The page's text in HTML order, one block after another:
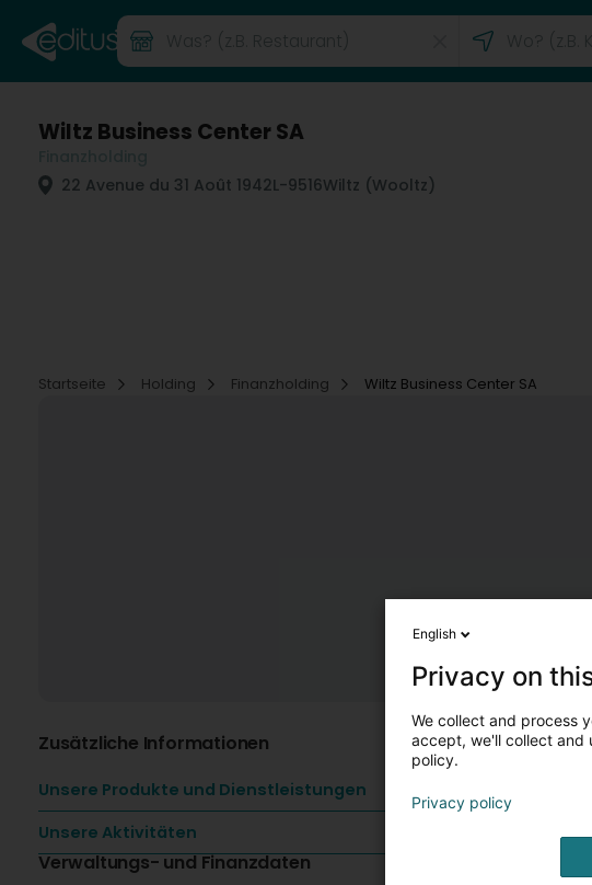
Wiltz Business Center SA
22 Avenue du 31 Août 1942L-9516Wiltz (Wooltz)
Startseite
Holding Finanzholding Wiltz Business Center SA
Zusätzliche Informationen
Unsere Produkte und Dienstleistungen
Unsere Aktivitäten
Verwaltungs- und Finanzdaten
English
Privacy on
We collect and process
accept, we'll collect and
policy.
Privacy policy